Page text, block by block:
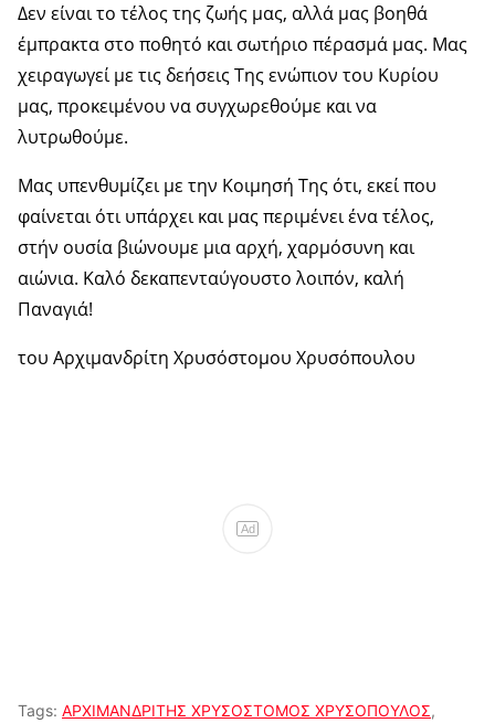
Δεν είναι το τέλος της ζωής μας, αλλά μας βοηθά
έμπρακτα στο ποθητό και σωτήριο πέρασμά μας. Μας
χειραγωγεί με τις δεήσεις Της ενώπιον του Κυρίου
μας, προκειμένου να συγχωρεθούμε και να
λυτρωθούμε.
Μας υπενθυμίζει με την Κοιμησή Της ότι, εκεί που
φαίνεται ότι υπάρχει και μας περιμένει ένα τέλος,
στήν ουσία βιώνουμε μια αρχή, χαρμόσυνη και
αιώνια. Καλό δεκαπενταύγουστο λοιπόν, καλή
Παναγιά!
του Αρχιμανδρίτη Χρυσόστομου Χρυσόπουλου
Ad
Tags: ΑΡΧΙΜΑΝΔΡΙΤΗΣ ΧΡΥΣΟΣΤΟΜΟΣ ΧΡΥΣΟΠΟΥΛΟΣ,